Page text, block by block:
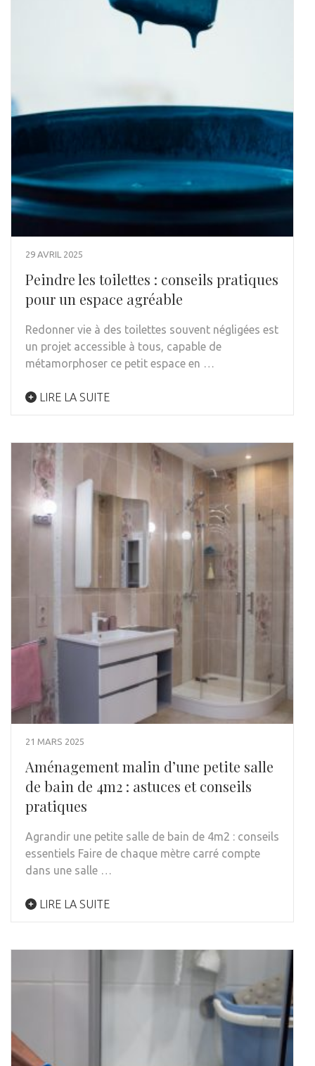
29 AVRIL 2025
Peindre les toilettes : conseils pratiques
pour un espace agréable
Redonner vie à des toilettes souvent négligées est
un projet accessible à tous, capable de
métamorphoser ce petit espace en …
LIRE LA SUITE
21 MARS 2025
Aménagement malin d’une petite salle
de bain de 4m2 : astuces et conseils
pratiques
Agrandir une petite salle de bain de 4m2 : conseils
essentiels Faire de chaque mètre carré compte
dans une salle …
LIRE LA SUITE